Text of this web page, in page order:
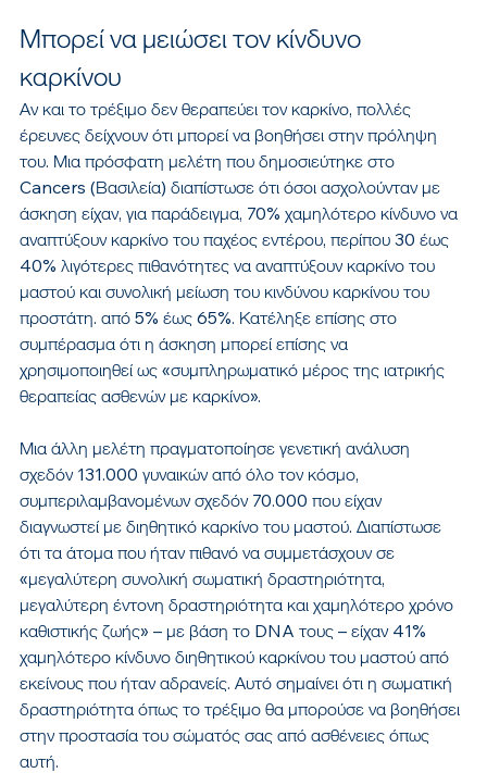
Μπορεί να μειώσει τον κίνδυνο
καρκίνου
Αν και το τρέξιμο δεν θεραπεύει τον καρκίνο, πολλές
έρευνες δείχνουν ότι μπορεί να βοηθήσει στην πρόληψη
του. Μια πρόσφατη μελέτη που δημοσιεύτηκε στο
Cancers (Βασιλεία) διαπίστωσε ότι όσοι ασχολούνταν με
άσκηση είχαν, για παράδειγμα, 70% χαμηλότερο κίνδυνο να
αναπτύξουν καρκίνο του παχέος εντέρου, περίπου 30 έως
40% λιγότερες πιθανότητες να αναπτύξουν καρκίνο του
μαστού και συνολική μείωση του κινδύνου καρκίνου του
προστάτη. από 5% έως 65%. Κατέληξε επίσης στο
συμπέρασμα ότι η άσκηση μπορεί επίσης να
χρησιμοποιηθεί ως «συμπληρωματικό μέρος της ιατρικής
θεραπείας ασθενών με καρκίνο».
Μια άλλη μελέτη πραγματοποίησε γενετική ανάλυση
σχεδόν 131.000 γυναικών από όλο τον κόσμο,
συμπεριλαμβανομένων σχεδόν 70.000 που είχαν
διαγνωστεί με διηθητικό καρκίνο του μαστού. Διαπίστωσε
ότι τα άτομα που ήταν πιθανό να συμμετάσχουν σε
«μεγαλύτερη συνολική σωματική δραστηριότητα,
μεγαλύτερη έντονη δραστηριότητα και χαμηλότερο χρόνο
καθιστικής ζωής» – με βάση το DNA τους – είχαν 41%
χαμηλότερο κίνδυνο διηθητικού καρκίνου του μαστού από
εκείνους που ήταν αδρανείς. Αυτό σημαίνει ότι η σωματική
δραστηριότητα όπως το τρέξιμο θα μπορούσε να βοηθήσει
στην προστασία του σώματός σας από ασθένειες όπως
αυτή.